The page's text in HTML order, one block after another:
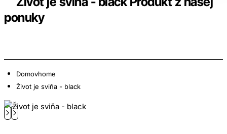
ponuky
Domovhome
Život je sviňa - black